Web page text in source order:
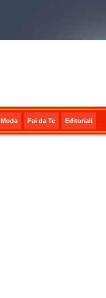
Moda Fai da Te Editoriali